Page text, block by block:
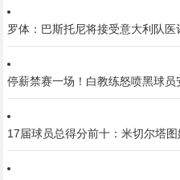
罗体：巴斯托尼将接受意大利队
停薪禁赛一场！白教练怒喷黑球员
17届球员总得分前十：米切尔塔